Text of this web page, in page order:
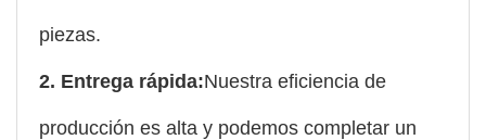
piezas.
2. Entrega rápida:Nuestra eficiencia de
producción es alta y podemos completar un